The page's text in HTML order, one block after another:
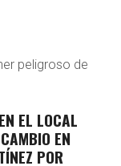
peligroso de
EL LOCAL
EN
POR